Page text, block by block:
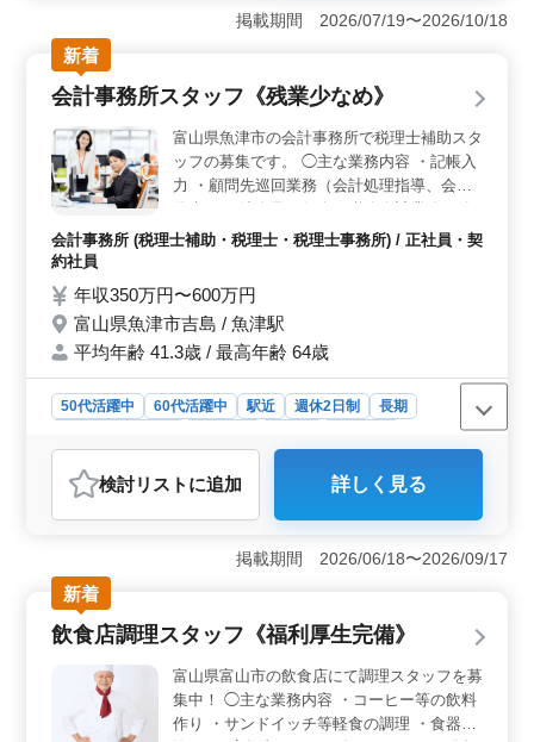
給、社会保険完備、住宅手当や夜勤手当など、充実した
手当と福利厚生が整っています。年間休日120日と休日が
多く、ワークライフバランスを大切にしながら働ける環
境です。 ＜50代以上が活躍できる職場＞ この病院
では、50代以上の看護師が多く活躍しています。経験豊
富な看護師を歓迎しており、看護師実務経験5年以上の方
には特におすすめです。経験のある方は、勤務時間や待
遇についても柔軟に相談可能なので、自分のライフスタ
イルに合わせて働けます。 ＜看護師としての幅広い
業務＞ この職場では、血圧や体温、脈拍の測定、注
射、点滴、採血、巡回、診療器具の受け渡し、血液検
査、尿検査、ガーゼ交換、投薬など、看護師業務全般を
担当します。患者さんとのコミュニケーションを大切に
し、充実感を持って働ける職場です。
掲載期間 2026/07/19〜2026/10/18
新着
会計事務所スタッフ《残業少なめ》
富山県魚津市の会計事務所で税理士補助スタ
ッフの募集です。 ◯主な業務内容 ・記帳入
力 ・顧問先巡回業務（会計処理指導、会計
種税務申告書類の作成及び税務相談業務など
ます。 ライフワークバランスを保ちながら
働くことができます。
会計事務所 (税理士補助・税理士・税理士事務所) / 正社員・契
約社員
年収350万円〜600万円
富山県魚津市吉島 / 魚津駅
平均年齢 41.3歳 / 最高年齢 64歳
50代活躍中 60代活躍中 駅近 週休2日制
長期
おすすめポイント
＜働きやすい環境＞ この求人は、月10時間程度の残業
が少ない環境で、ライフワークバランスを保ちながら働
けます。年間休日も120日以上あり、土日祝日もしっかり
と休めるので、プライベートの時間も大切にできます。
家族との時間を大切にしたい方にもおすすめです。
＜通勤の利便性＞ 魚津駅から近い立地にあり、通勤が
便利です。また、車通勤も可能なため、自身の生活スタ
イルに合わせて通勤方法を選べます。通勤手当も実費支
給されるため、交通費の心配も不要です。駅近でありな
がら車通勤も可能な点は、大きなメリットです。 ＜
検討リスト に追加 詳しく見る
掲載期間 2026/06/18〜2026/09/17
新着
飲食店調理スタッフ《福利厚生完備》
富山県富山市の飲食店にて調理スタッフを募
集中！ ◯主な業務内容 ・コーヒー等の飲料
作り ・サンドイッチ等軽食の調理 ・食器洗